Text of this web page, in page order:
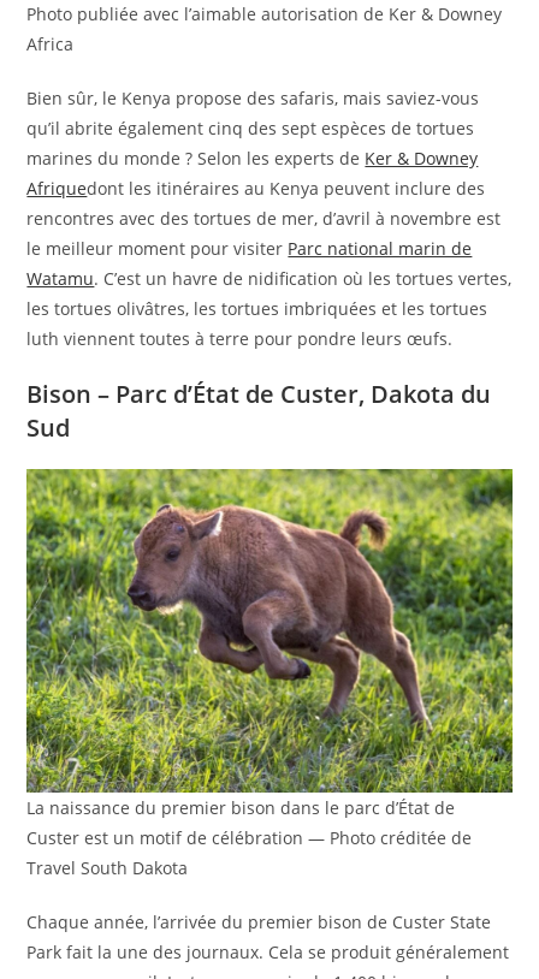
Photo publiée avec l’aimable autorisation de Ker & Downey
Africa
​​Bien sûr, le Kenya propose des safaris, mais saviez-vous
qu’il abrite également cinq des sept espèces de tortues
marines du monde ? Selon les experts de Ker & Downey
Afriquedont les itinéraires au Kenya peuvent inclure des
rencontres avec des tortues de mer, d’avril à novembre est
le meilleur moment pour visiter Parc national marin de
Watamu. C’est un havre de nidification où les tortues vertes,
les tortues olivâtres, les tortues imbriquées et les tortues
luth viennent toutes à terre pour pondre leurs œufs.
Bison – Parc d’État de Custer, Dakota du
Sud
La naissance du premier bison dans le parc d’État de
Custer est un motif de célébration — Photo créditée de
Travel South Dakota
Chaque année, l’arrivée du premier bison de Custer State
Park fait la une des journaux. Cela se produit généralement